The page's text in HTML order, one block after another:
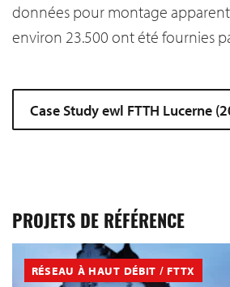
données pour montage
environ 23.500 ont été fournies
Case Study ewl FTTH Lucerne
PROJETS DE RÉFÉRENCE
RÉSEAU À HAUT DÉBIT / FTTX